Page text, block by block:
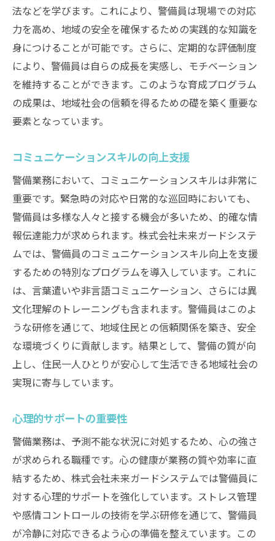
法などを学びます。これにより、警備員は現場での対応
力を高め、地域の安全を確保するための実践的な知識を
身につけることが可能です。さらに、定期的な評価制度
により、警備員は自らの成長を実感し、モチベーション
を維持することができます。このような育成プログラム
の成果は、地域社会の信頼を得るための礎を築く重要な
要素となっています。
コミュニケーションスキルの向上支援
警備業務において、コミュニケーションスキルは非常に
重要です。緊急時の対応や日常的な巡回時においても、
警備員は多様な人々と接する機会が多いため、的確な情
報伝達能力が求められます。株式会社未来ガードシステ
ムでは、警備員のコミュニケーションスキル向上を支援
するための特別なプログラムを導入しています。これに
は、言葉遣いや非言語コミュニケーション、さらには異
文化理解のトレーニングも含まれます。警備員はこのよ
うな研修を通じて、地域住民との信頼関係を築き、安全
な環境づくりに貢献します。結果として、警備の質が向
上し、住民一人ひとりが安心して生活できる地域社会の
実現に寄与しています。
心理的サポートの重要性
警備業務は、予測不能な状況に対処するため、心の強さ
が求められる職種です。心の健康が業務の質や効率に直
結するため、株式会社未来ガードシステムでは警備員に
対する心理的サポートを強化しています。ストレス管理
や感情コントロールの技術を学ぶ研修を通じて、警備員
が冷静に対応できるよう心の準備を整えています。この